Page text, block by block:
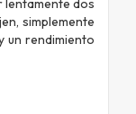
lentamente dos
simplemente
un rendimiento